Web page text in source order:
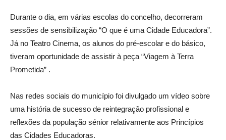
Durante o dia, em várias escolas do concelho, decorreram
sessões de sensibilização “O que é uma Cidade Educadora”.
Já no Teatro Cinema, os alunos do pré-escolar e do básico,
tiveram oportunidade de assistir à peça “Viagem à Terra
Prometida” .
Nas redes sociais do município foi divulgado um vídeo sobre
uma história de sucesso de reintegração profissional e
reflexões da população sénior relativamente aos Princípios
das Cidades Educadoras.